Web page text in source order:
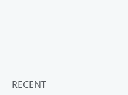
RECENT